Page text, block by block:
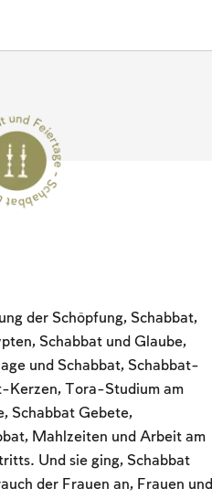
und Feiertage --
der Schöpfung, Schabbat,
Schabbat und Glaube,
und Schabbat, Schabbat-
Kerzen, Tora-Studium am
Schabbat Gebete,
Mahlzeiten und Arbeit am
Und sie ging, Schabbat
der Frauen an, Frauen und